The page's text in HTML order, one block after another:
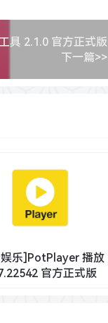
具 2.1.0 官方正式版
下一篇>>
乐]PotPlayer 播放
官方正式版